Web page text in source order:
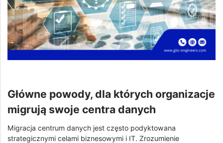
Główne powody, dla których organizacje
migrują swoje centra danych
Migracja centrum danych jest często podyktowana
strategicznymi celami biznesowymi i IT. Zrozumienie